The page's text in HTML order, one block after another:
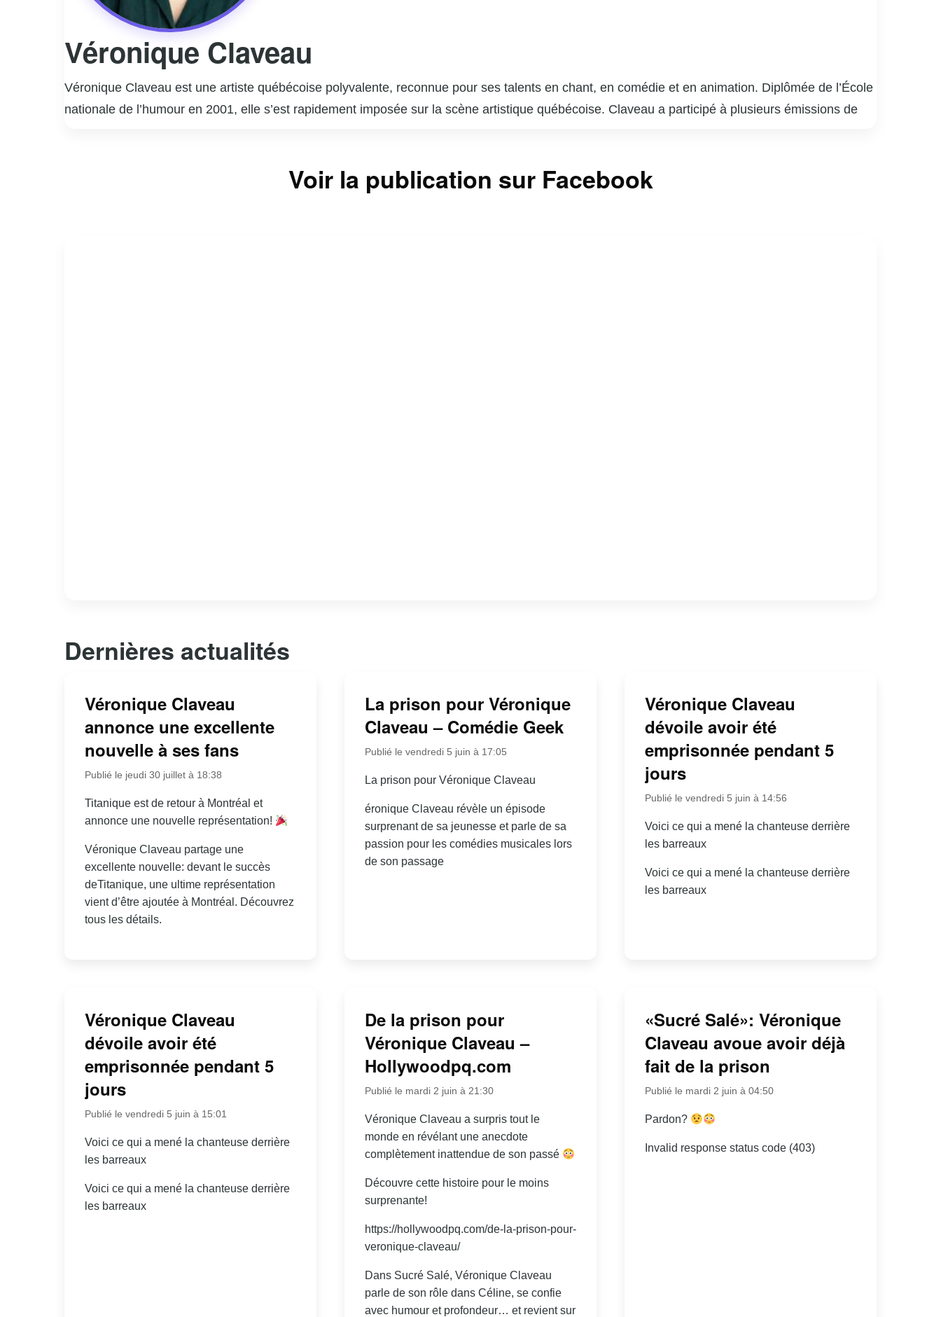
Véronique Claveau
Véronique Claveau est une artiste québécoise polyvalente, reconnue pour ses talents en chant, en comédie et en animation. Diplômée de l’École
nationale de l’humour en 2001, elle s’est rapidement imposée sur la scène artistique québécoise. Claveau a participé à plusieurs émissions de
et sa polyvalence lui ont valu une place de choix dans le cœur du public québécois. Véritable touche-à-tout, Véronique Claveau continue de
surprendre et d’enchanter par ses multiples talents et son énergie contagieuse.
Voir la publication sur Facebook
Dernières actualités
Véronique Claveau
annonce une excellente
nouvelle à ses fans
Publié le jeudi 30 juillet à 18:38
Titanique est de retour à Montréal et
annonce une nouvelle représentation!
Véronique Claveau partage une
excellente nouvelle: devant le succès
deTitanique, une ultime représentation
vient d’être ajoutée à Montréal. Découvrez
tous les détails.
La prison pour Véronique
Claveau – Comédie Geek
Publié le vendredi 5 juin à 17:05
La prison pour Véronique Claveau
éronique Claveau révèle un épisode
surprenant de sa jeunesse et parle de sa
passion pour les comédies musicales lors
de son passage
Véronique Claveau
dévoile avoir été
emprisonnée pendant 5
jours
Publié le vendredi 5 juin à 14:56
Voici ce qui a mené la chanteuse derrière
les barreaux
Voici ce qui a mené la chanteuse derrière
les barreaux
Véronique Claveau
dévoile avoir été
emprisonnée pendant 5
jours
Publié le vendredi 5 juin à 15:01
Voici ce qui a mené la chanteuse derrière
les barreaux
Voici ce qui a mené la chanteuse derrière
les barreaux
De la prison pour
Véronique Claveau –
Hollywoodpq.com
Publié le mardi 2 juin à 21:30
Véronique Claveau a surpris tout le
monde en révélant une anecdote
complètement inattendue de son passé
Découvre cette histoire pour le moins
surprenante!
https://hollywoodpq.com/de-la-prison-pour-
veronique-claveau/
Dans Sucré Salé, Véronique Claveau
parle de son rôle dans Céline, se confie
avec humour et profondeur… et revient sur
«Sucré Salé»: Véronique
Claveau avoue avoir déjà
fait de la prison
Publié le mardi 2 juin à 04:50
Pardon?
Invalid response status code (403)